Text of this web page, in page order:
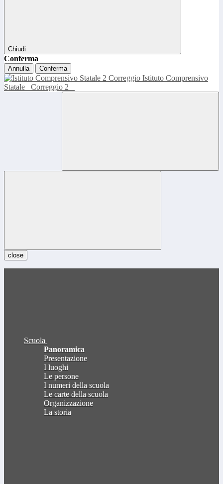
Chiudi
Conferma
Annulla Conferma
Istituto Comprensivo
Statale
Correggio 2
close
Scuola
Panoramica
Presentazione
I luoghi
Le persone
I numeri della scuola
Le carte della scuola
Organizzazione
La storia